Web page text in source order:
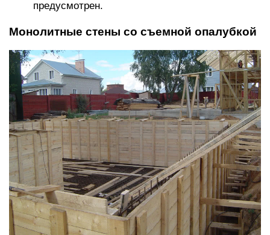
предусмотрен.
Монолитные стены со съемной опалубкой